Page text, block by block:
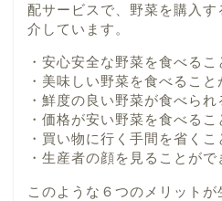
配サービスで、野菜を購入
介しています。
・安心安全な野菜を食べるこ
・美味しい野菜を食べること
・鮮度の良い野菜が食べられ
・価格が安い野菜を食べるこ
・買い物に行く手間を省くこ
・生産者の顔を見ることがで
このような６つのメリット